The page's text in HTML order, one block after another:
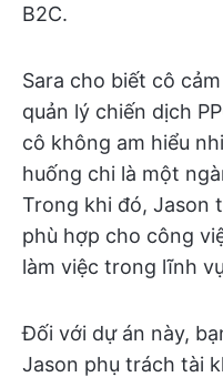
B2C.
Sara cho biết cô
quản lý chiến dịch
cô không am hiểu
huống chi là một
Trong khi đó, Jason
phù hợp cho công
làm việc trong lĩnh
Đối với dự án này,
Jason phụ trách tài